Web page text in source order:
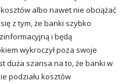
albo nawet nie obciążać
z tym, że banki szybko
i będą
wykroczył poza swoje
duża szansa na to, że banki w
podziału kosztów